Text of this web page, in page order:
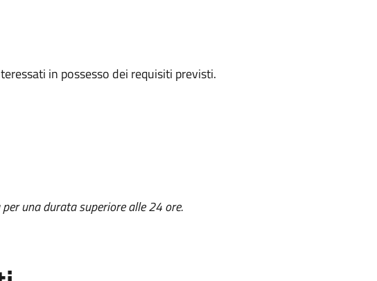
in possesso dei requisiti previsti.
una durata superiore alle 24 ore.